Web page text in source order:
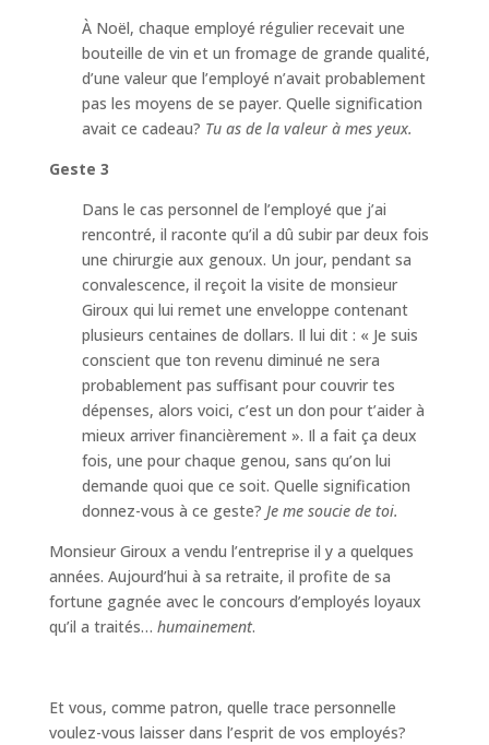
À Noël, chaque employé régulier recevait une
bouteille de vin et un fromage de grande qualité,
d’une valeur que l’employé n’avait probablement
pas les moyens de se payer. Quelle signification
avait ce cadeau? Tu as de la valeur à mes yeux.
Geste 3
Dans le cas personnel de l’employé que j’ai
rencontré, il raconte qu’il a dû subir par deux fois
une chirurgie aux genoux. Un jour, pendant sa
convalescence, il reçoit la visite de monsieur
Giroux qui lui remet une enveloppe contenant
plusieurs centaines de dollars. Il lui dit : « Je suis
conscient que ton revenu diminué ne sera
probablement pas suffisant pour couvrir tes
dépenses, alors voici, c’est un don pour t’aider à
mieux arriver financièrement ». Il a fait ça deux
fois, une pour chaque genou, sans qu’on lui
demande quoi que ce soit. Quelle signification
donnez-vous à ce geste? Je me soucie de toi.
Monsieur Giroux a vendu l’entreprise il y a quelques
années. Aujourd’hui à sa retraite, il profite de sa
fortune gagnée avec le concours d’employés loyaux
qu’il a traités… humainement.
Et vous, comme patron, quelle trace personnelle
voulez-vous laisser dans l’esprit de vos employés?